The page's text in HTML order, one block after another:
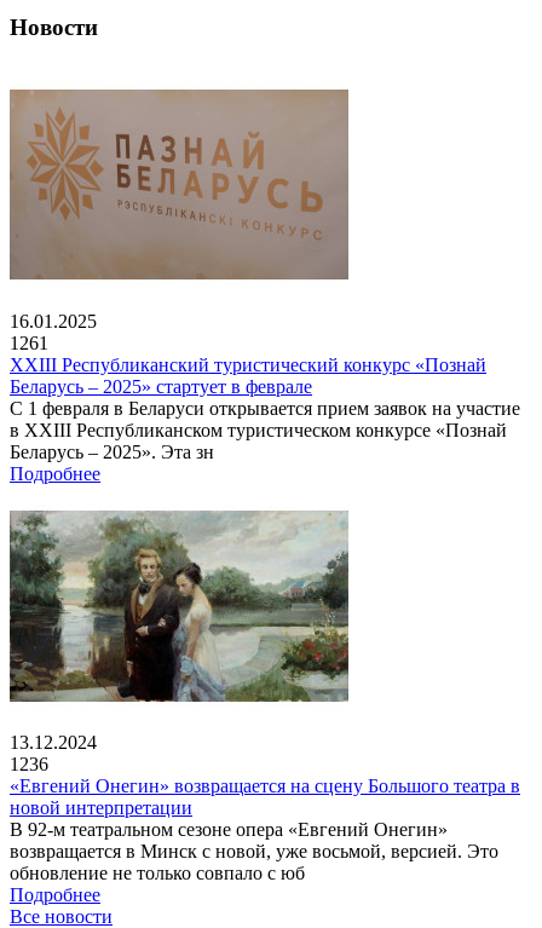
Новости
16.01.2025
1261
XXIII Республиканский туристический конкурс «Познай
Беларусь – 2025» стартует в феврале
С 1 февраля в Беларуси открывается прием заявок на участие
в XXIII Республиканском туристическом конкурсе «Познай
Беларусь – 2025». Эта зн
Подробнее
13.12.2024
1236
«Евгений Онегин» возвращается на сцену Большого театра в
новой интерпретации
В 92-м театральном сезоне опера «Евгений Онегин»
возвращается в Минск с новой, уже восьмой, версией. Это
обновление не только совпало с юб
Подробнее
Все новости